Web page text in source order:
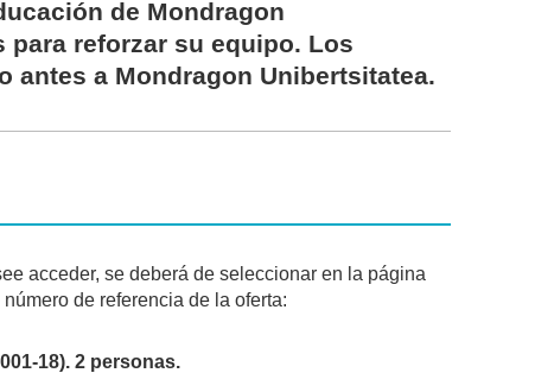
de Mondragon
reforzar su equipo. Los
antes a Mondragon Unibertsitatea.
acceder, se deberá de seleccionar en la página
de referencia de la oferta:
18). 2 personas.